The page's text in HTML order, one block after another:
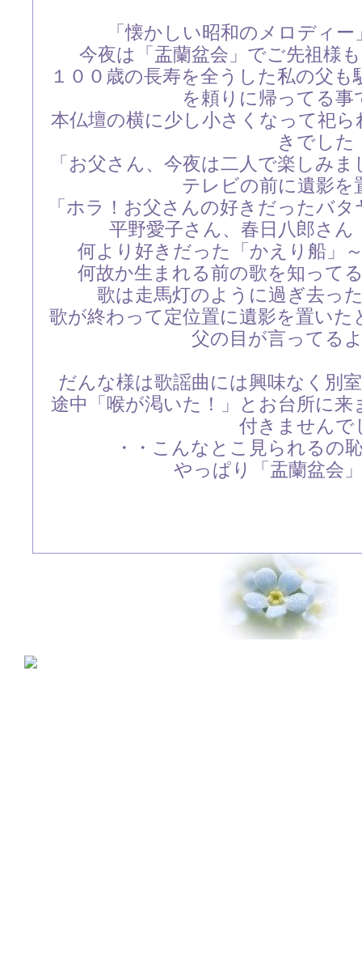
「懐かしい昭和のメロディ
今夜は「盂蘭盆会」でご先祖様
１００歳の長寿を全うした私の父
を頼りに帰ってる事
本仏壇の横に少し小さくなって祀
きでした
「お父さん、今夜は二人で楽しみ
テレビの前に遺影を
「ホラ！お父さんの好きだったバ
平野愛子さん、春日八郎さん
何より好きだった「かえり船」
何故か生まれる前の歌を知って
歌は走馬灯のように過ぎ去っ
歌が終わって定位置に遺影を置い
父の目が言ってる
だんな様は歌謡曲には興味なく別
途中「喉が渇いた！」とお台所に
付きませんで
・・こんなとこ見られるの
やっぱり「盂蘭盆会